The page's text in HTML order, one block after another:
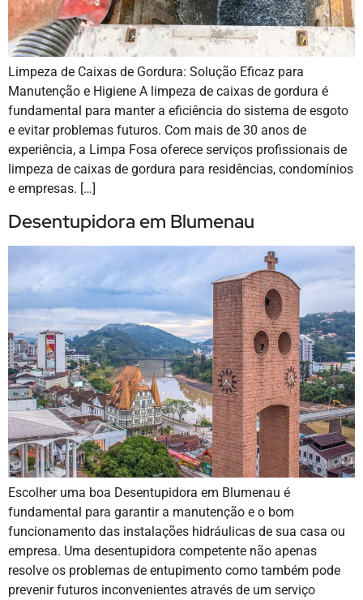
Limpeza de Caixas de Gordura: Solução Eficaz para
Manutenção e Higiene A limpeza de caixas de gordura é
fundamental para manter a eficiência do sistema de esgoto
e evitar problemas futuros. Com mais de 30 anos de
experiência, a Limpa Fosa oferece serviços profissionais de
limpeza de caixas de gordura para residências, condomínios
e empresas. […]
Desentupidora em Blumenau
Escolher uma boa Desentupidora em Blumenau é
fundamental para garantir a manutenção e o bom
funcionamento das instalações hidráulicas de sua casa ou
empresa. Uma desentupidora competente não apenas
resolve os problemas de entupimento como também pode
prevenir futuros inconvenientes através de um serviço